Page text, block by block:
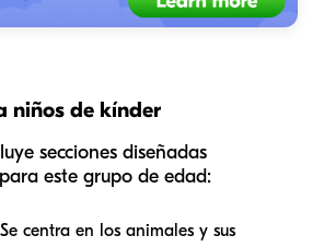
niños de kínder
secciones diseñadas
este grupo de edad:
Se centra en los animales y sus